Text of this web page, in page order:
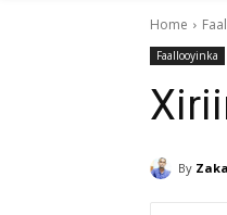
Home
Faallooyinka
By